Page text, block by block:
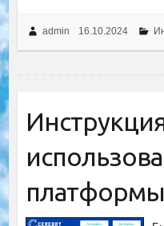
admin 16.10.2024